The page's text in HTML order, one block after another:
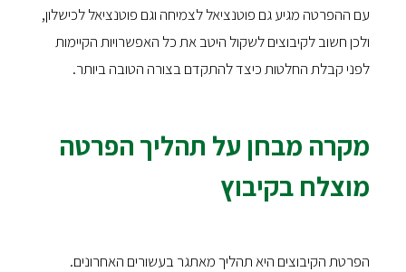
עם ההפרטה מגיע גם פוטנציאל לצמיחה וגם פוטנציאל לכישלון,
ולכן חשוב לקיבוצים לשקול היטב את כל האפשרויות הקיימות
לפני קבלת החלטות כיצד להתקדם בצורה הטובה ביותר.
מקרה מבחן על תהליך הפרטה
מוצלח בקיבוץ
הפרטת הקיבוצים היא תהליך מאתגר בעשורים האחרונים.